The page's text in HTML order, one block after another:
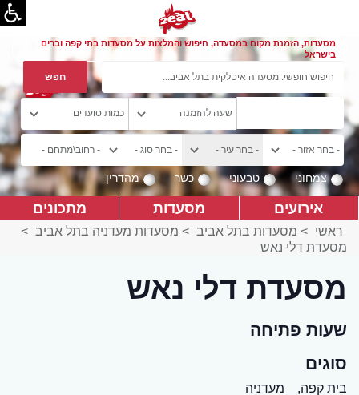
מסעדות, הזמנת מקום במסעדה, חיפוש והמלצות על מסעדות בתי קפה וברים
בישראל
צמחוני טבעוני כשר מהדרין
אירועים מסעדות מתכונים
ראשי > מסעדות בתל אביב > מסעדות מעדניה בתל אביב >
מסעדת דלי נאש
מסעדת דלי נאש
שעות פתיחה
סוגים
בית קפה,
מעדניה